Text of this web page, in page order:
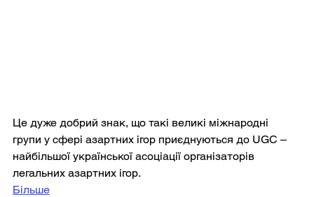
Це дуже добрий знак, що такі великі міжнародні
групи у сфері азартних ігор приєднуються до UGC –
найбільшої української асоціації організаторів
легальних азартних ігор.
Більше